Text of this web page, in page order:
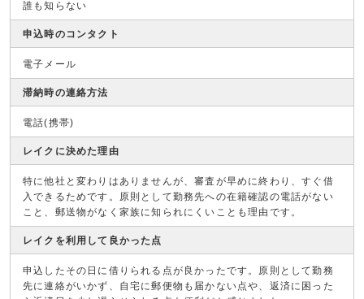
誰も知らない
申込時のコンタクト
電子メール
滞納時の連絡方法
電話(携帯)
レイクに決めた理由
特に他社と変わりはありませんが、審査が早めに終わり、すぐ借
入できるためです。原則として勤務先への在籍確認の電話がない
こと、郵送物がなく家族に知られにくいことも理由です。
レイクを利用して良かった点
申込したその日に借りられる点が良かったです。原則として勤務
先に連絡がいかず、自宅に郵便物も届かない点や、返済に困った